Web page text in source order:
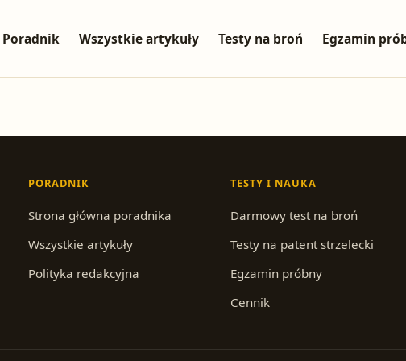
Poradnik Wszystkie artykuły Testy na broń Egzamin
PORADNIK
Strona główna poradnika
Wszystkie artykuły
Polityka redakcyjna
TESTY I NAUKA
Darmowy test na broń
Testy na patent strzelecki
Egzamin próbny
Cennik